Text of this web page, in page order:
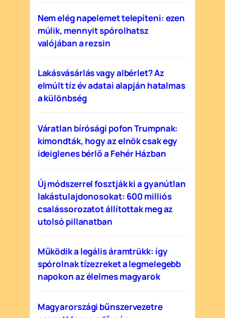
Nem elég napelemet telepíteni: ezen
múlik, mennyit spórolhatsz
valójában a rezsin
Lakásvásárlás vagy albérlet? Az
elmúlt tíz év adatai alapján hatalmas
a különbség
Váratlan bírósági pofon Trumpnak:
kimondták, hogy az elnök csak egy
ideiglenes bérlő a Fehér Házban
Új módszerrel fosztják ki a gyanútlan
lakástulajdonosokat: 600 milliós
csalássorozatot állítottak meg az
utolsó pillanatban
Működik a legális áramtrükk: így
spórolnak tízezreket a legmelegebb
napokon az élelmes magyarok
Magyarországi bűnszervezetre